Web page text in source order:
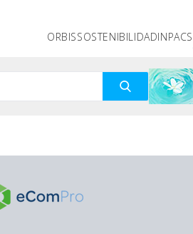
ORBISSOSTENIBILIDADINPACS